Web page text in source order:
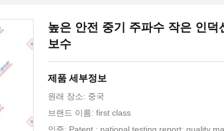
높은 안전 중기 주파수 작은 인덕
보수
제품 세부정보
원래 장소: 중국
브랜드 이름: first class